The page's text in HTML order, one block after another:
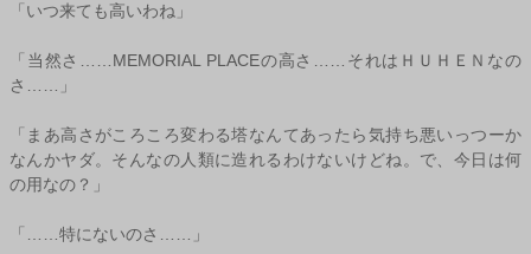
「いつ来ても高いわね」
「当然さ……MEMORIAL PLACEの高さ……それはＨＵＨＥＮなの
さ……」
「まあ高さがころころ変わる塔なんてあったら気持ち悪いっつーか
なんかヤダ。そんなの人類に造れるわけないけどね。で、今日は何
の用なの？」
「……特にないのさ……」